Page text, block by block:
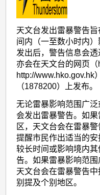
天文台发出雷暴警告
间内（一至数小时内
发出后，警告信息会透
亦会在天文台的网页（
http://www.hko.gov.hk
（1878200）上发布。
无论雷暴影响范围广
会发出雷暴警告。如
区，天文台会在雷暴
提醒市民作出适当的
较长时间或影响境内
告。如果雷暴影响范围
天文台会在雷暴警告
别提及个别地区。